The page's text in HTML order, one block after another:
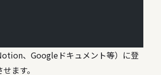
、Googleドキュメント等）に登
ます。